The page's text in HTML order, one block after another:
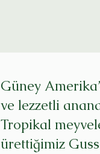
Güney
ve lezzetli
Tropikal
ürettiğimiz